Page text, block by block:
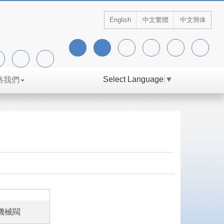
English 中文繁體 中文簡体
我們 Select Language ▼
械閥